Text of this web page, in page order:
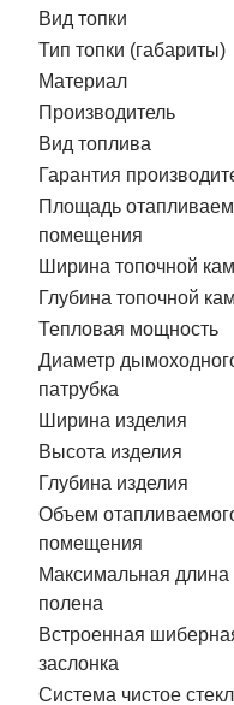
Вид топки
Тип топки (габариты)
Материал
Производитель
Вид топлива
Гарантия
Площадь
помещения
Ширина топочной
Глубина топочной
Тепловая мощность
Диаметр
патрубка
Ширина изделия
Высота изделия
Глубина изделия
Объем
помещения
Максимальная длина
полена
Встроенная
заслонка
Система чистое